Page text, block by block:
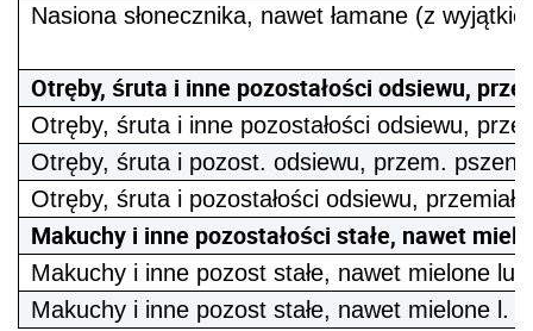
Nasiona słonecznika, nawet łamane (z
Otręby, śruta i inne pozostałości odsiewu,
Otręby, śruta i inne pozostałości odsiewu,
Otręby, śruta i pozost. odsiewu, przem.
Otręby, śruta i pozostałości odsiewu,
Makuchy i inne pozostałości stałe, nawet
Makuchy i inne pozost stałe, nawet mielone
Makuchy i inne pozost stałe, nawet mielone l.